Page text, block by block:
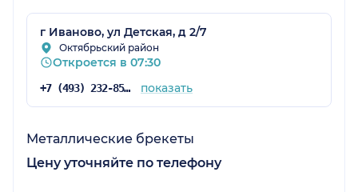
г Иваново, ул Детская, д 2/7
Октябрьский район
Откроется в 07:30
+7 (493) 232-85-82 показать
Металлические брекеты
Цену уточняйте по телефону